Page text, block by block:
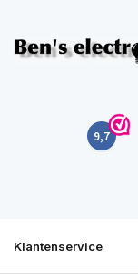
9,7
Klantenservice